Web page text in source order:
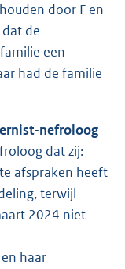
door F en
de
een
had de familie
nefroloog
dat zij:
afspraken heeft
terwijl
2024 niet
haar